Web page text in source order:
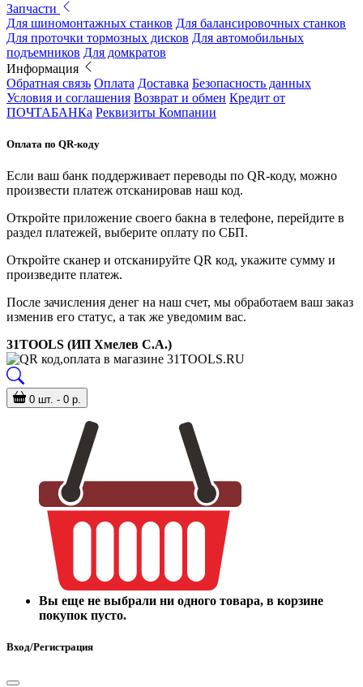
Запчасти
Для шиномонтажных станков Для балансировочных станков
Для проточки тормозных дисков Для автомобильных
подъемников Для домкратов
Информация
Обратная связь Оплата Доставка Безопасность данных
Условия и соглашения Возврат и обмен Кредит от
ПОЧТАБАНКа Реквизиты Компании
Оплата по QR-коду
Если ваш банк поддерживает переводы по QR-коду, можно
произвести платеж отсканировав наш код.
Откройте приложение своего бакна в телефоне, перейдите в
раздел платежей, выберите оплату по СБП.
Откройте сканер и отсканируйте QR код, укажите сумму и
произведите платеж.
После зачисления денег на наш счет, мы обработаем ваш заказ
изменив его статус, а так же уведомим вас.
31TOOLS (ИП Хмелев С.А.)
0 шт. - 0 р.
Вы еще не выбрали ни одного товара, в корзине
покупок пусто.
Вход/Регистрация